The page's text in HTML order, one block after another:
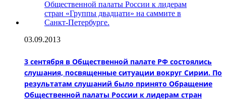
03.09.2013
3 сентября в Общественной палате РФ состоялись
слушания, посвященные ситуации вокруг Сирии. По
результатам слушаний было принято Обращение
Общественной палаты России к лидерам стран